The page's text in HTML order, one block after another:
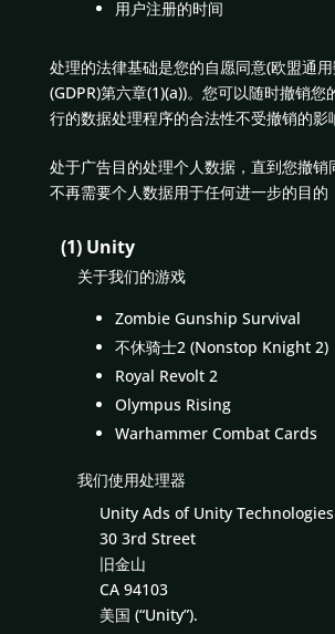
用户注册的时间
处理的法律基础是您的自愿同意(欧盟通
(GDPR)第六章(1)(a))。您可以随时撤销您
行的数据处理程序的合法性不受撤销的影
处于广告目的处理个人数据，直到您撤销
不再需要个人数据用于任何进一步的目的
(1) Unity
关于我们的游戏
Zombie Gunship Survival
不休骑士2 (Nonstop Knight 2)
Royal Revolt 2
Olympus Rising
Warhammer Combat Cards
我们使用处理器
Unity Ads of Unity Technologies
30 3rd Street
旧金山
CA 94103
美国 (“Unity”).